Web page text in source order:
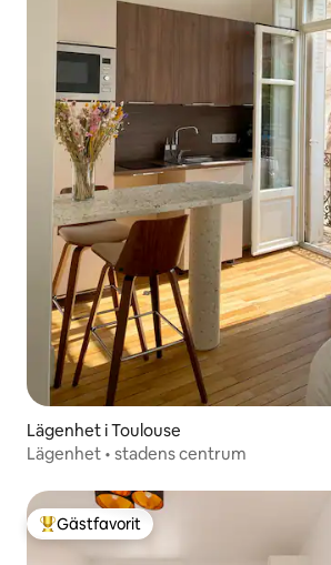
Lägenhet i Toulouse
Lägenhet • stadens centrum
Populär gästfavorit
Gästfavorit